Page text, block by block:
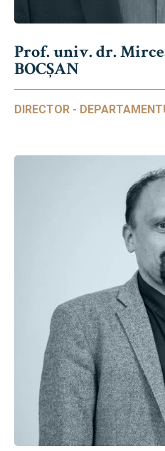
Prof. univ. dr.
BOCȘAN
DIRECTOR -